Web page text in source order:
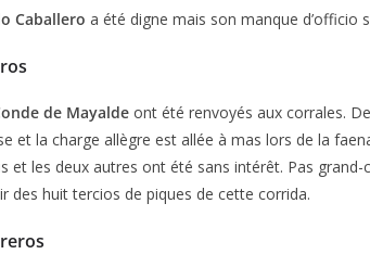
Caballero a été digne mais son manque d’officio
de Mayalde ont été renvoyés aux corrales.
et la charge allègre est allée à mas lors de la
et les deux autres ont été sans intérêt. Pas
des huit tercios de piques de cette corrida.